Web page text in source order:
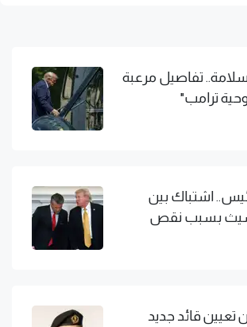
تفاصيل مرعبة
ترامب"
اشتباك بين
بسبب نقص
تعيين قائد جديد